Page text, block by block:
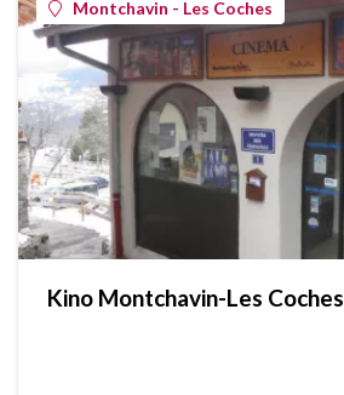
Montchavin - Les Coches
Kino Montchavin-Les Coches